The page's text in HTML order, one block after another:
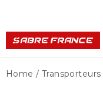
Home / Transporteurs